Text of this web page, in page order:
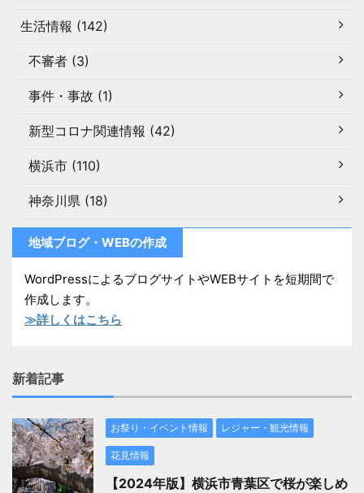
生活情報 (142)
不審者 (3)
事件・事故 (1)
新型コロナ関連情報 (42)
横浜市 (110)
神奈川県 (18)
地域ブログ・WEBの作成
WordPressによるブログサイトやWEBサイトを短期間で
作成します。
≫詳しくはこちら
新着記事
お祭り・イベント情報 レジャー・観光情報
花見情報
【2024年版】横浜市青葉区で桜が楽しめ